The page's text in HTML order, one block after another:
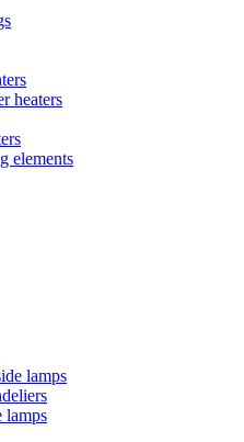
heaters
elements
lamps
lamps